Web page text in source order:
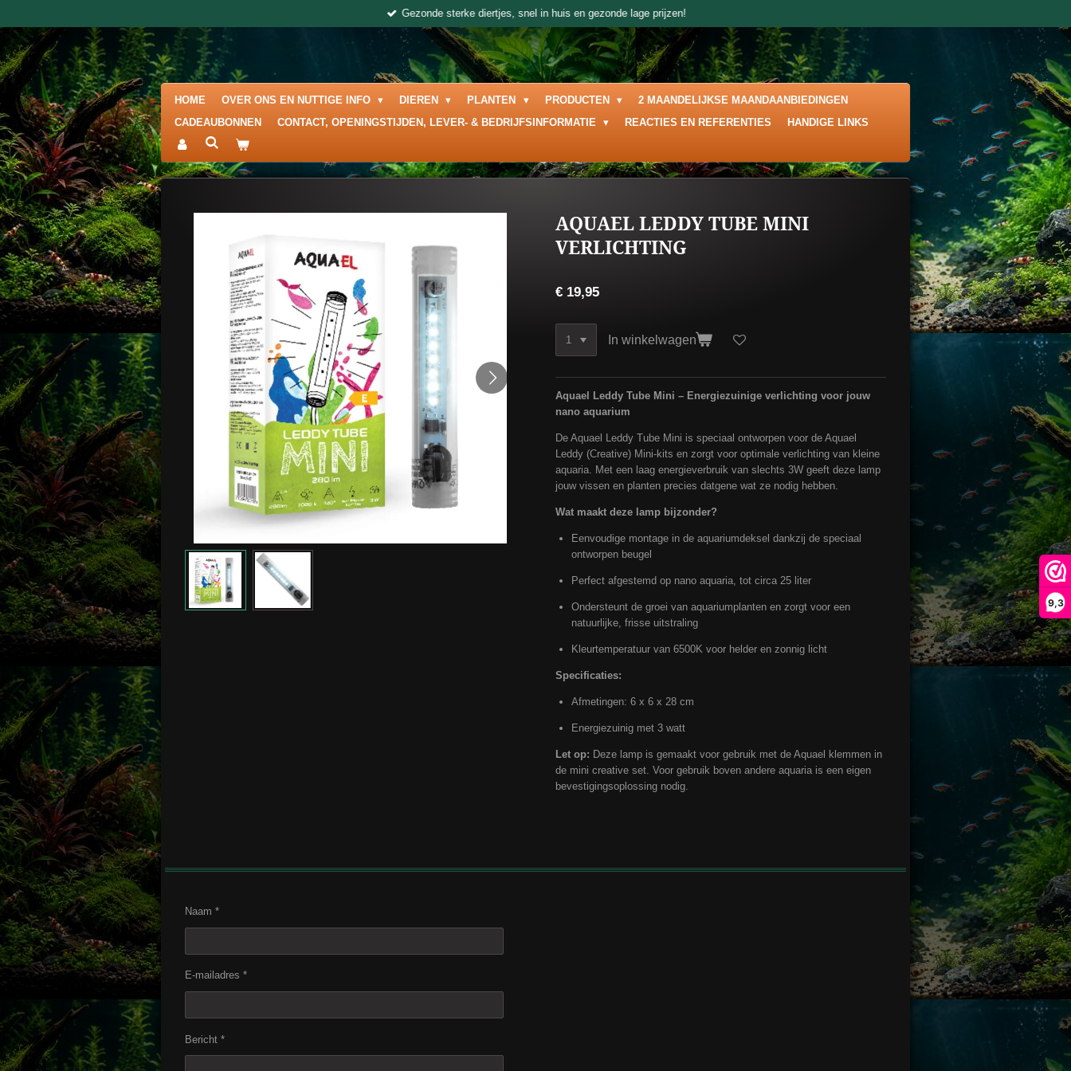
9,3
direct
naar
de
hoofdinhoud
Gezonde sterke diertjes, snel in huis en gezonde lage prijzen!
HOME OVER ONS EN NUTTIGE INFO DIEREN PLANTEN PRODUCTEN
2 MAANDELIJKSE MAANDAANBIEDINGEN
CADEAUBONNEN
CONTACT, OPENINGSTIJDEN, LEVER- & BEDRIJFSINFORMATIE REACTIES EN REFERENTIES HANDIGE LINKS
AQUAEL LEDDY TUBE MINI
VERLICHTING
€ 19,95
In winkelwagen
Aquael Leddy Tube Mini – Energiezuinige verlichting voor jouw
nano aquarium
De Aquael Leddy Tube Mini is speciaal ontworpen voor de Aquael
Leddy (Creative) Mini-kits en zorgt voor optimale verlichting van kleine
aquaria. Met een laag energieverbruik van slechts 3W geeft deze lamp
jouw vissen en planten precies datgene wat ze nodig hebben.
Wat maakt deze lamp bijzonder?
Eenvoudige montage in de aquariumdeksel dankzij de speciaal
ontworpen beugel
Perfect afgestemd op nano aquaria, tot circa 25 liter
Ondersteunt de groei van aquariumplanten en zorgt voor een
natuurlijke, frisse uitstraling
Kleurtemperatuur van 6500K voor helder en zonnig licht
Specificaties:
Afmetingen: 6 x 6 x 28 cm
Energiezuinig met 3 watt
Let op: Deze lamp is gemaakt voor gebruik met de Aquael klemmen in
de mini creative set. Voor gebruik boven andere aquaria is een eigen
bevestigingsoplossing nodig.
Naam *
E-mailadres *
Bericht *